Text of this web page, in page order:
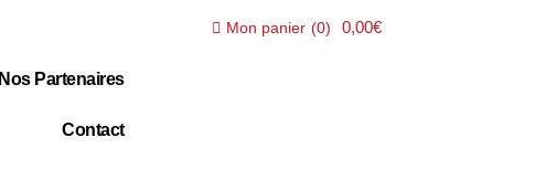
Nos Partenaires
Contact
Mon panier (0) 0,00€